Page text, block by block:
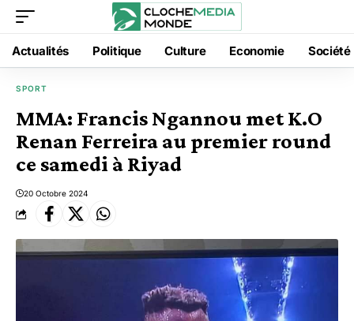
Actualités Politique Culture Economie Société
SPORT
MMA: Francis Ngannou met K.O
Renan Ferreira au premier round
ce samedi à Riyad
20 Octobre 2024